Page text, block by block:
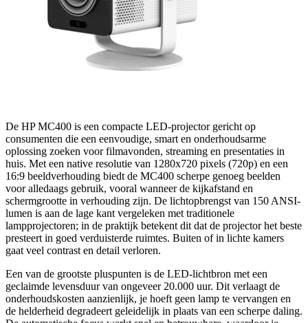
De HP MC400 is een compacte LED-projector gericht op
consumenten die een eenvoudige, smart en onderhoudsarme
oplossing zoeken voor filmavonden, streaming en presentaties in
huis. Met een native resolutie van 1280x720 pixels (720p) en een
16:9 beeldverhouding biedt de MC400 scherpe genoeg beelden
voor alledaags gebruik, vooral wanneer de kijkafstand en
schermgrootte in verhouding zijn. De lichtopbrengst van 150 ANSI-
lumen is aan de lage kant vergeleken met traditionele
lampprojectoren; in de praktijk betekent dit dat de projector het beste
presteert in goed verduisterde ruimtes. Buiten of in lichte kamers
gaat veel contrast en detail verloren.
Een van de grootste pluspunten is de LED-lichtbron met een
geclaimde levensduur van ongeveer 20.000 uur. Dit verlaagt de
onderhoudskosten aanzienlijk, je hoeft geen lamp te vervangen en
de helderheid degradeert geleidelijk in plaats van een scherpe daling.